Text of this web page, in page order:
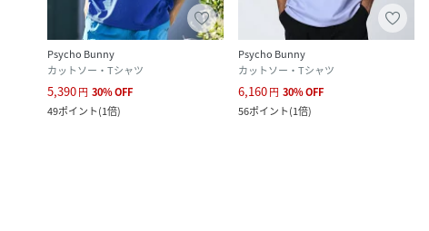
Psycho Bunny
カットソー・Tシャツ
5,390円 30%OFF
49ポイント(1倍)
Psycho Bunny
カットソー・Tシャツ
6,160円 30%OFF
56ポイント(1倍)